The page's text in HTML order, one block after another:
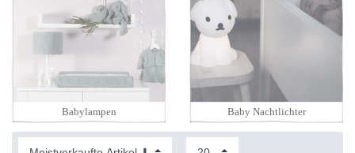
Babylampen Baby Nachtlichter